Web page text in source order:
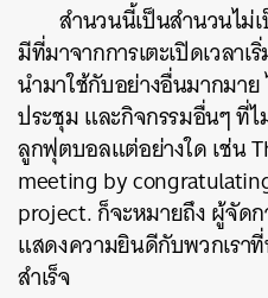
สำนวนนี้เป็นสำนวนไม่
มีที่มาจากการเตะเปิดเวล
นำมาใช้กับอย่างอื่นมากมาย
ประชุม และกิจกรรมอื่นๆ ที่ไ
ลูกฟุตบอลแต่อย่างใด เช่น
meeting by
project. ก็จะหมายถึง ผู้จัดก
แสดงความยินดีกับพวกเรา
สำเร็จ